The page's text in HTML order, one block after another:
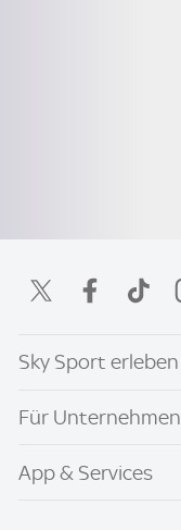
Sky Sport erleben
Für Unternehmen
App & Services